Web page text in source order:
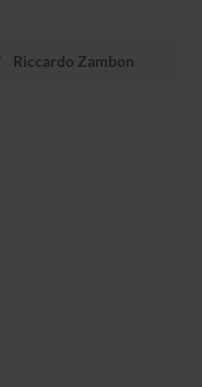
Riccardo Zambon